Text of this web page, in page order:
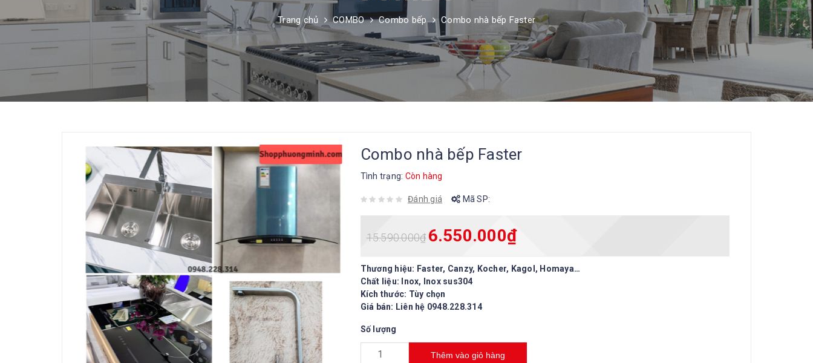
Trang chủ COMBO Combo bếp Combo nhà bếp Faster
Combo nhà bếp Faster
Tình trạng: Còn hàng
Đánh giá Mã SP:
15.590.000₫ 6.550.000₫
Thương hiệu: Faster, Canzy, Kocher, Kagol, Homaya…
Chất liệu: Inox, Inox sus304
Kích thước: Tùy chọn
Giá bán: Liên hệ 0948.228.314
Số lượng
Thêm vào giỏ hàng